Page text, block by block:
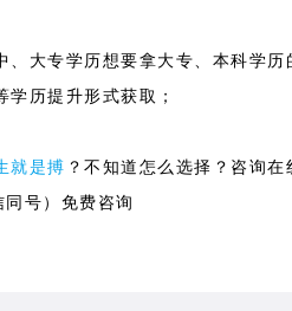
大专学历想要拿大专、本科学历
学历提升形式获取；
就是搏 ？不知道怎么选择？咨询
同号）免费咨询